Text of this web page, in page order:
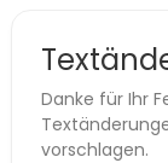
Danke für Ihr
vorschlagen.